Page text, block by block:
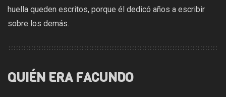
huella queden escritos, porque él dedicó años a escribir
sobre los demás.
QUIÉN ERA FACUNDO